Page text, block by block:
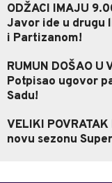
ODŽACI IMAJU
Javor ide u drugu
i Partizanom!
RUMUN DOŠAO U
Potpisao ugovor
Sadu!
VELIKI
novu sezonu